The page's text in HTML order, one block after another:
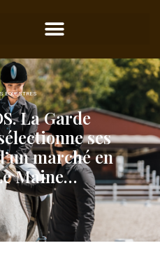
ÉQUESTRES
La Garde
ses
marché en
Maine…